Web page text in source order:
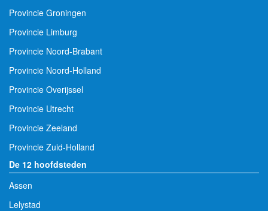
Provincie Groningen
Provincie Limburg
Provincie Noord-Brabant
Provincie Noord-Holland
Provincie Overijssel
Provincie Utrecht
Provincie Zeeland
Provincie Zuid-Holland
De 12 hoofdsteden
Assen
Lelystad